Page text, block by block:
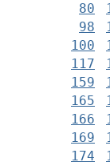
80
98
100
117
159
165
166
169
174